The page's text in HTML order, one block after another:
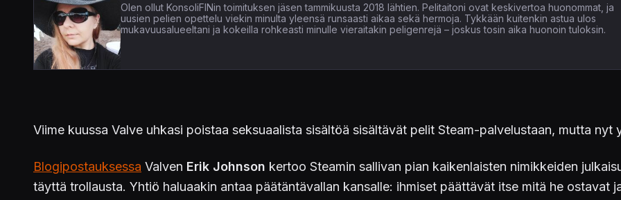
Olen ollut KonsoliFINin toimituksen jäsen tammikuusta 2018 lähtien. Pelitaitoni ovat keskivertoa huonommat, ja
uusien pelien opettelu viekin minulta yleensä runsaasti aikaa sekä hermoja. Tykkään kuitenkin astua ulos
mukavuusalueeltani ja kokeilla rohkeasti minulle vieraitakin peligenrejä – joskus tosin aika huonoin tuloksin.
Viime kuussa Valve uhkasi poistaa seksuaalista sisältöä sisältävät pelit Steam-palvelustaan, mutta
Blogipostauksessa Valven Erik Johnson kertoo Steamin sallivan pian kaikenlaisten nimikkeiden
täyttä trollausta. Yhtiö haluaakin antaa päätäntävallan kansalle: ihmiset päättävät itse mitä he ostavat